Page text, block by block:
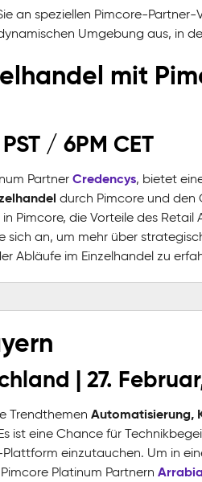
an speziellen Pimcore-
Umgebung aus, in
mit
/ 6PM CET
Partner Credencys, bietet
durch Pimcore und den
Pimcore, die Vorteile des
sich an, um mehr über
Abläufe im Einzelhandel zu
| 27.
Trendthemen Automatisierung,
ist eine Chance für
einzutauchen. Um in
Platinum Partnern